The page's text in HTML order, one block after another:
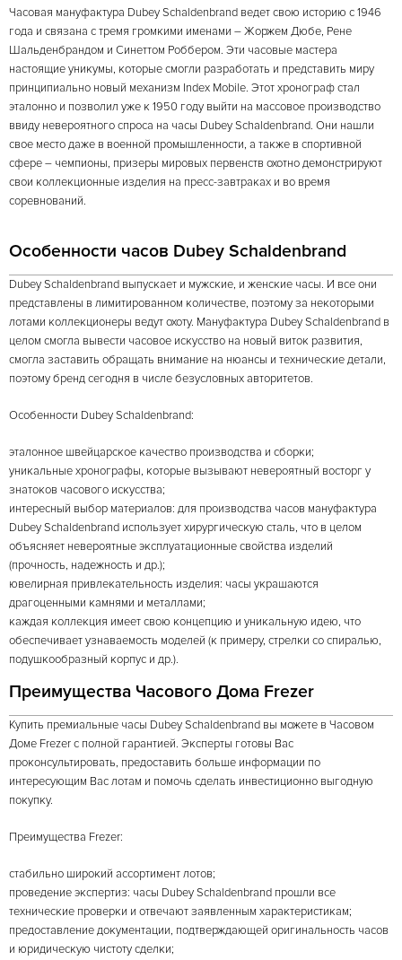
Часовая мануфактура Dubey Schaldenbrand ведет свою историю с 1946
года и связана с тремя громкими именами – Жоржем Дюбе, Рене
Шальденбрандом и Синеттом Роббером. Эти часовые мастера
настоящие уникумы, которые смогли разработать и представить миру
принципиально новый механизм Index Mobile. Этот хронограф стал
эталонно и позволил уже к 1950 году выйти на массовое производство
ввиду невероятного спроса на часы Dubey Schaldenbrand. Они нашли
свое место даже в военной промышленности, а также в спортивной
сфере – чемпионы, призеры мировых первенств охотно демонстрируют
свои коллекционные изделия на пресс-завтраках и во время
соревнований.
Особенности часов Dubey Schaldenbrand
Dubey Schaldenbrand выпускает и мужские, и женские часы. И все они
представлены в лимитированном количестве, поэтому за некоторыми
лотами коллекционеры ведут охоту. Мануфактура Dubey Schaldenbrand в
целом смогла вывести часовое искусство на новый виток развития,
смогла заставить обращать внимание на нюансы и технические детали,
поэтому бренд сегодня в числе безусловных авторитетов.
Особенности Dubey Schaldenbrand:
эталонное швейцарское качество производства и сборки;
уникальные хронографы, которые вызывают невероятный восторг у
знатоков часового искусства;
интересный выбор материалов: для производства часов мануфактура
Dubey Schaldenbrand использует хирургическую сталь, что в целом
объясняет невероятные эксплуатационные свойства изделий
(прочность, надежность и др.);
ювелирная привлекательность изделия: часы украшаются
драгоценными камнями и металлами;
каждая коллекция имеет свою концепцию и уникальную идею, что
обеспечивает узнаваемость моделей (к примеру, стрелки со спиралью,
подушкообразный корпус и др.).
Преимущества Часового Дома Frezer
Купить премиальные часы Dubey Schaldenbrand вы можете в Часовом
Доме Frezer с полной гарантией. Эксперты готовы Вас
проконсультировать, предоставить больше информации по
интересующим Вас лотам и помочь сделать инвестиционно выгодную
покупку.
Преимущества Frezer:
стабильно широкий ассортимент лотов;
проведение экспертиз: часы Dubey Schaldenbrand прошли все
технические проверки и отвечают заявленным характеристикам;
предоставление документации, подтверждающей оригинальность часов
и юридическую чистоту сделки;